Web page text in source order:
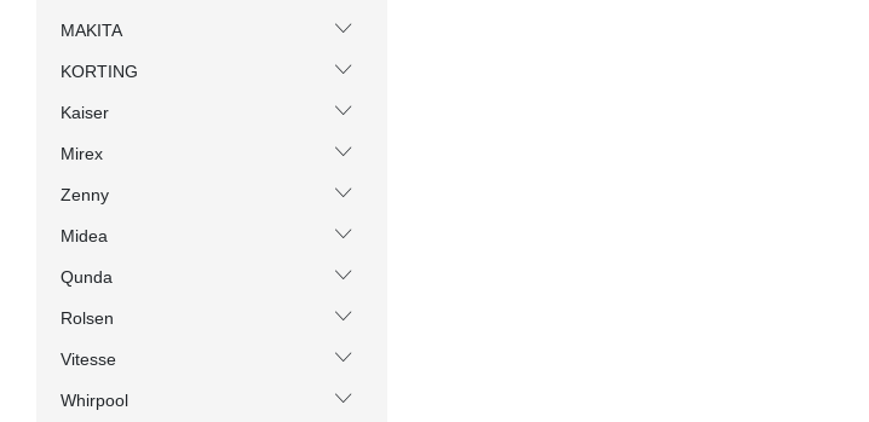
MAKITA
KORTING
Kaiser
Mirex
Zenny
Midea
Qunda
Rolsen
Vitesse
Whirpool